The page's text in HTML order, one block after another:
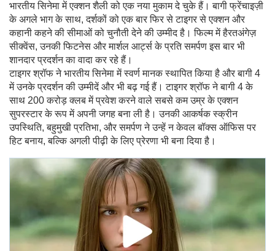
भारतीय सिनेमा में एक्शन शैली को एक नया मुकाम दे चुके हैं। बागी फ्रेंचाइज़ी
के अगले भाग के साथ, दर्शकों को एक बार फिर से टाइगर से एक्शन और
कहानी कहने की सीमाओं को चुनौती देने की उम्मीद है। फिल्म में हैरतअंगेज़
सीक्वेंस, उनकी फिटनेस और मार्शल आर्ट्स के प्रति समर्पण इस बार भी
शानदार प्रदर्शन का वादा कर रहे हैं।
टाइगर श्रॉफ ने भारतीय सिनेमा में स्वर्ण मानक स्थापित किया है और बागी 4
में उनके प्रदर्शन की उम्मीदें और भी बढ़ गई हैं। टाइगर श्रॉफ ने बागी 4 के
साथ 200 करोड़ क्लब में प्रवेश करने वाले सबसे कम उम्र के एक्शन
सुपरस्टार के रूप में अपनी जगह बना ली है। उनकी आकर्षक स्क्रीन
उपस्थिति, बहुमुखी प्रतिभा, और समर्पण ने उन्हें न केवल बॉक्स ऑफिस पर
हिट बनाय, बल्कि अगली पीढ़ी के लिए प्रेरणा भी बना दिया है।